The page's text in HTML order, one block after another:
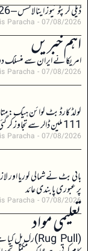
ڈیلی کرپٹو نیوز اینالائسس – 2026-08-07
Paracha 07/08/2026
اہم خبریں
امریکا نے ایران سے منسلک دو
Paracha 07/08/2026
کولڈ کارڈ بٹ کوائن ہیک:
111 ملین ڈالر سے تجاوز کر گئی
Paracha 07/08/2026
بائی بٹ نے شمالی کوریا
پر عبوری پابندی عائد
Paracha 07/08/2026
تعلیمی مواد